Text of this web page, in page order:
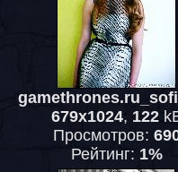
679x1024, 122
Просмотров:
Рейтинг: 1%